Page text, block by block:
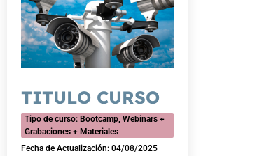
TITULO CURSO
Tipo de curso: Bootcamp, Webinars +
Grabaciones + Materiales
Fecha de Actualización: 04/08/2025